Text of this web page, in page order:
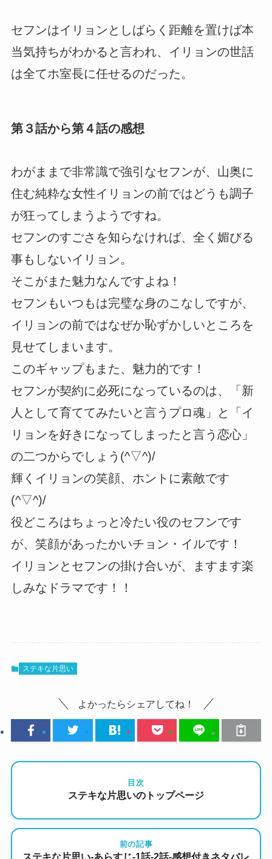
セフンはイリョンとしばらく距離を置けば本
当気持ちがわかると言われ、イリョンの世話
は全てホ室長に任せるのだった。
第３話から第４話の感想
わがままで非常識で強引なセフンが、山奥に
住む純粋な女性イリョンの前ではどうも調子
が狂ってしまうようですね。
セフンのすごさを知らなければ、全く媚びる
事もしないイリョン。
そこがまた魅力なんですよね！
セフンもいつもは完璧な身のこなしですが、
イリョンの前ではなぜか恥ずかしいところを
見せてしまいます。
このギャップもまた、魅力的です！
セフンが契約に必死になっているのは、「新
人として育ててみたいと言うプロ魂」と「イ
リョンを好きになってしまったと言う恋心」
の二つからでしょう(^▽^)/
輝くイリョンの笑顔、ホントに素敵です
(^▽^)/
役どころはちょっと冷たい役のセフンです
が、笑顔があったかいチョン・イルです！
イリョンとセフンの掛け合いが、ますます楽
しみなドラマです！！
ステキな片思い
よかったらシェアしてね！
目次
ステキな片思いのトップページ
前の記事
ステキな片思い-あらすじ-1話-2話-感想付きネタバレ